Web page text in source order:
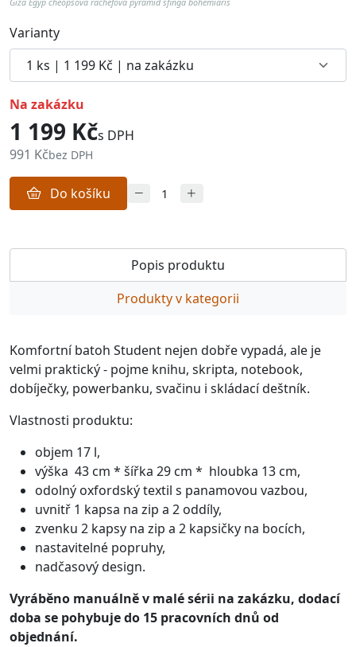
Gíza Egyp cheopsova rachefova pyramid sfinga bohemiaris
Varianty
na zakázku
1 199 Kčs DPH
991 Kčbez DPH
Do košíku
Popis produktu
Produkty v kategorii
Komfortní batoh Student nejen dobře vypadá, ale je
velmi praktický - pojme knihu, skripta, notebook,
dobíječky, powerbanku, svačinu i skládací deštník.
Vlastnosti produktu:
objem 17 l,
výška 43 cm * šířka 29 cm * hloubka 13 cm,
odolný oxfordský textil s panamovou vazbou,
uvnitř 1 kapsa na zip a 2 oddíly,
zvenku 2 kapsy na zip a 2 kapsičky na bocích,
nastavitelné popruhy,
nadčasový design.
Vyráběno manuálně v malé sérii na zakázku, dodací
doba se pohybuje do 15 pracovních dnů od
objednání.